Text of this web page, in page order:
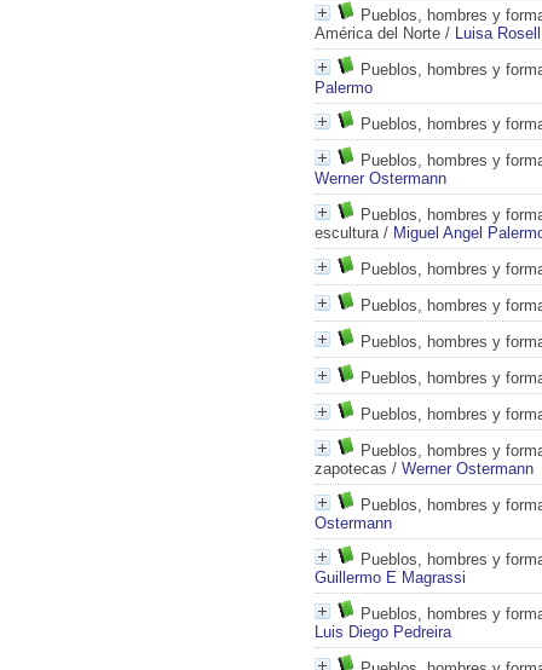
Pueblos, hombres y
América del Norte / Luisa Rosell
Pueblos, hombres y
Palermo
Pueblos, hombres y
Pueblos, hombres y
Werner Ostermann
Pueblos, hombres y
escultura/ Miguel Angel
Pueblos, hombres y
Pueblos, hombres y
Pueblos, hombres y
Pueblos, hombres y
Pueblos, hombres y
Pueblos, hombres y
zapotecas / Werner Ostermann
Pueblos, hombres y
Ostermann
Pueblos, hombres y
Guillermo E Magrassi
Pueblos, hombres y
Luis Diego Pedreira